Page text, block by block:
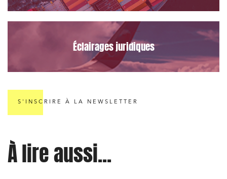
Éclairages juridiques
S'INSCRIRE À LA NEWSLETTER
À lire aussi...